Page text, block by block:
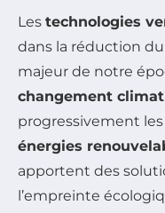
Les technologies
dans la réduction du
majeur de notre
changement
progressivement les
énergies
apportent des
l’empreinte